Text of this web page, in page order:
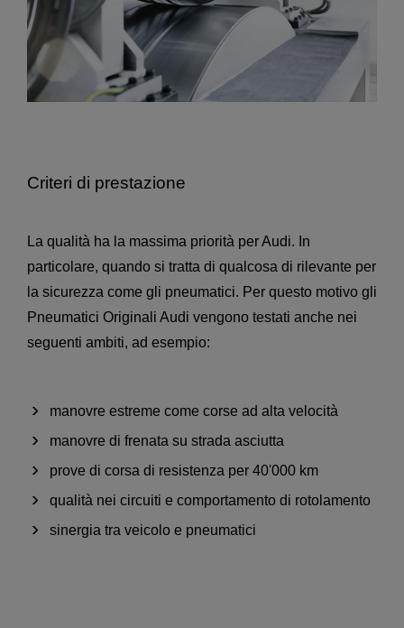
Criteri di prestazione
La qualità ha la massima priorità per Audi. In
particolare, quando si tratta di qualcosa di rilevante per
la sicurezza come gli pneumatici. Per questo motivo gli
Pneumatici Originali Audi vengono testati anche nei
seguenti ambiti, ad esempio:
manovre estreme come corse ad alta velocità
manovre di frenata su strada asciutta
prove di corsa di resistenza per 40'000 km
qualità nei circuiti e comportamento di rotolamento
sinergia tra veicolo e pneumatici